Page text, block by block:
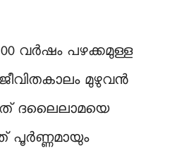
വർഷം പഴക്കമുള്ള
മുഴുവൻ
ദലൈലാമയെ
പൂർണ്ണമായും